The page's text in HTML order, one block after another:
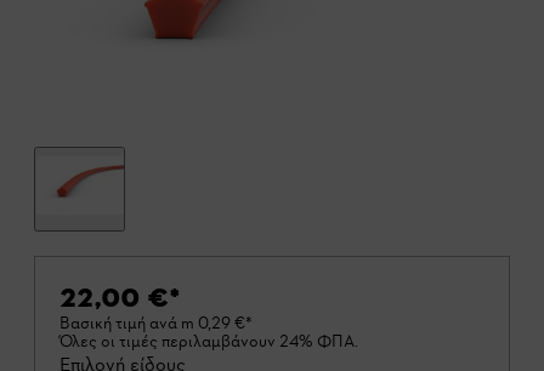
22,00 €*
Βασική τιμή ανά m 0,29 €*
Όλες οι τιμές περιλαμβάνουν 24% ΦΠΑ.
Επιλογή είδους